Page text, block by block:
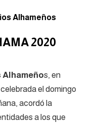
Alhameños
2020
s, en
el domingo
acordó la
a los que